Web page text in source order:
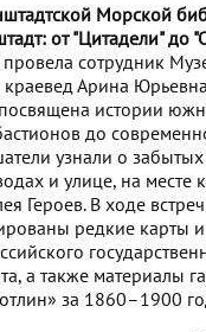
Морской
от "Цитадели" до
сотрудник
краевед Арина
истории
до
узнали о
и улице, на месте
Героев. В ходе
редкие карты
а также материалы
за 1860–1900